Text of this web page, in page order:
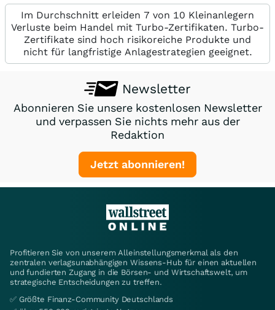
Im Durchschnitt erleiden 7 von 10 Kleinanlegern
Verluste beim Handel mit Turbo-Zertifikaten. Turbo-
Zertifikate sind hoch risikoreiche Produkte und
nicht für langfristige Anlagestrategien geeignet.
Newsletter
Abonnieren Sie unsere kostenlosen Newsletter
und verpassen Sie nichts mehr aus der
Redaktion
Jetzt abonnieren!
Profitieren Sie von unserem Alleinstellungsmerkmal als den
zentralen verlagsunabhängigen Wissens-Hub für einen aktuellen
und fundierten Zugang in die Börsen- und Wirtschaftswelt, um
strategische Entscheidungen zu treffen.
✅ Größte Finanz-Community Deutschlands